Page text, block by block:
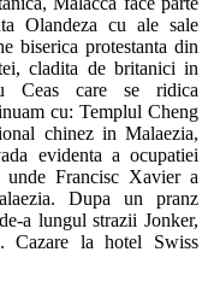
Olandeza cu ale sale
biserica protestanta din
cladita de britanici in
Ceas care se ridica
cu: Templul Cheng
chinez in Malaezia,
evidenta a ocupatiei
unde Francisc Xavier a
Dupa un pranz
a lungul strazii Jonker,
Cazare la hotel Swiss